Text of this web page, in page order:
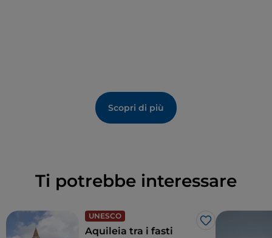
Scopri di più
Ti potrebbe interessare
UNESCO
Like
Aquileia tra i fasti